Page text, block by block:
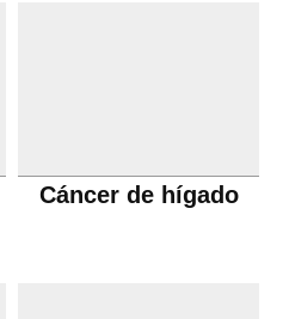
Cáncer de hígado